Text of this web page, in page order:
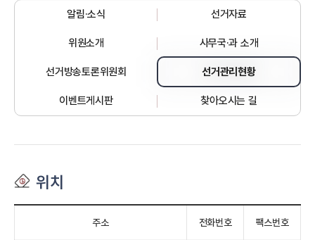
알림·소식 선거자료
위원소개 사무국·과 소개
선거방송토론위원회 선거관리현황
이벤트게시판 찾아오시는 길
위치
주소 전화번호 팩스번호